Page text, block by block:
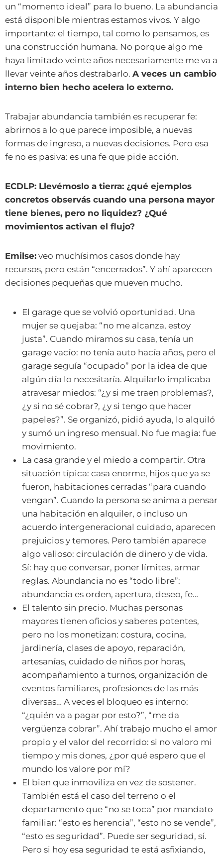
un “momento ideal” para lo bueno. La abundancia
está disponible mientras estamos vivos. Y algo
importante: el tiempo, tal como lo pensamos, es
una construcción humana. No porque algo me
haya limitado veinte años necesariamente me va a
llevar veinte años destrabarlo. A veces un cambio
interno bien hecho acelera lo externo.
Trabajar abundancia también es recuperar fe:
abrirnos a lo que parece imposible, a nuevas
formas de ingreso, a nuevas decisiones. Pero esa
fe no es pasiva: es una fe que pide acción.
ECDLP: Llevémoslo a tierra: ¿qué ejemplos
concretos observás cuando una persona mayor
tiene bienes, pero no liquidez? ¿Qué
movimientos activan el flujo?
Emilse: veo muchísimos casos donde hay
recursos, pero están “encerrados”. Y ahí aparecen
decisiones pequeñas que mueven mucho.
El garage que se volvió oportunidad. Una
mujer se quejaba: “no me alcanza, estoy
justa”. Cuando miramos su casa, tenía un
garage vacío: no tenía auto hacía años, pero el
garage seguía “ocupado” por la idea de que
algún día lo necesitaría. Alquilarlo implicaba
atravesar miedos: “¿y si me traen problemas?,
¿y si no sé cobrar?, ¿y si tengo que hacer
papeles?”. Se organizó, pidió ayuda, lo alquiló
y sumó un ingreso mensual. No fue magia: fue
movimiento.
La casa grande y el miedo a compartir. Otra
situación típica: casa enorme, hijos que ya se
fueron, habitaciones cerradas “para cuando
vengan”. Cuando la persona se anima a pensar
una habitación en alquiler, o incluso un
acuerdo intergeneracional cuidado, aparecen
prejuicios y temores. Pero también aparece
algo valioso: circulación de dinero y de vida.
Sí: hay que conversar, poner límites, armar
reglas. Abundancia no es “todo libre”:
abundancia es orden, apertura, deseo, fe…
El talento sin precio. Muchas personas
mayores tienen oficios y saberes potentes,
pero no los monetizan: costura, cocina,
jardinería, clases de apoyo, reparación,
artesanías, cuidado de niños por horas,
acompañamiento a turnos, organización de
eventos familiares, profesiones de las más
diversas… A veces el bloqueo es interno:
“¿quién va a pagar por esto?”, “me da
vergüenza cobrar”. Ahí trabajo mucho el amor
propio y el valor del recorrido: si no valoro mi
tiempo y mis dones, ¿por qué espero que el
mundo los valore por mí?
El bien que inmoviliza en vez de sostener.
También está el caso del terreno o el
departamento que “no se toca” por mandato
familiar: “esto es herencia”, “esto no se vende”,
“esto es seguridad”. Puede ser seguridad, sí.
Pero si hoy esa seguridad te está asfixiando,